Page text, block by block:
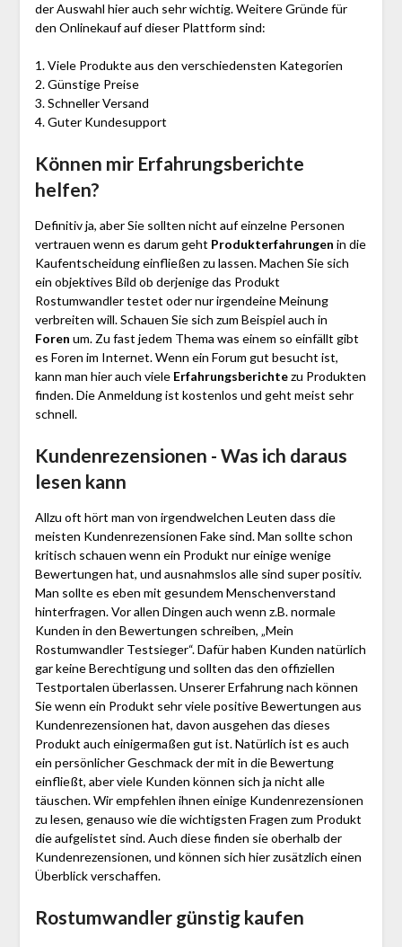
der Auswahl hier auch sehr wichtig. Weitere Gründe für
den Onlinekauf auf dieser Plattform sind:
1. Viele Produkte aus den verschiedensten Kategorien
2. Günstige Preise
3. Schneller Versand
4. Guter Kundesupport
Können mir Erfahrungsberichte
helfen?
Definitiv ja, aber Sie sollten nicht auf einzelne Personen
vertrauen wenn es darum geht Produkterfahrungen in die
Kaufentscheidung einfließen zu lassen. Machen Sie sich
ein objektives Bild ob derjenige das Produkt
Rostumwandler testet oder nur irgendeine Meinung
verbreiten will. Schauen Sie sich zum Beispiel auch in
Foren um. Zu fast jedem Thema was einem so einfällt gibt
es Foren im Internet. Wenn ein Forum gut besucht ist,
kann man hier auch viele Erfahrungsberichtezu Produkten
finden. Die Anmeldung ist kostenlos und geht meist sehr
schnell.
Kundenrezensionen - Was ich daraus
lesen kann
Allzu oft hört man von irgendwelchen Leuten dass die
meisten Kundenrezensionen Fake sind. Man sollte schon
kritisch schauen wenn ein Produkt nur einige wenige
Bewertungen hat, und ausnahmslos alle sind super positiv.
Man sollte es eben mit gesundem Menschenverstand
hinterfragen. Vor allen Dingen auch wenn z.B. normale
Kunden in den Bewertungen schreiben, „Mein
Rostumwandler Testsieger“. Dafür haben Kunden natürlich
gar keine Berechtigung und sollten das den offiziellen
Testportalen überlassen. Unserer Erfahrung nach können
Sie wenn ein Produkt sehr viele positive Bewertungen aus
Kundenrezensionen hat, davon ausgehen das dieses
Produkt auch einigermaßen gut ist. Natürlich ist es auch
ein persönlicher Geschmack der mit in die Bewertung
einfließt, aber viele Kunden können sich ja nicht alle
täuschen. Wir empfehlen ihnen einige Kundenrezensionen
zu lesen, genauso wie die wichtigsten Fragen zum Produkt
die aufgelistet sind. Auch diese finden sie oberhalb der
Kundenrezensionen, und können sich hier zusätzlich einen
Überblick verschaffen.
Rostumwandler günstig kaufen